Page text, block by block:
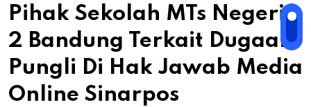
Pihak Sekolah MTs Negeri
2 Bandung Terkait Dugaan
Pungli Di Hak Jawab Media
Online Sinarpos